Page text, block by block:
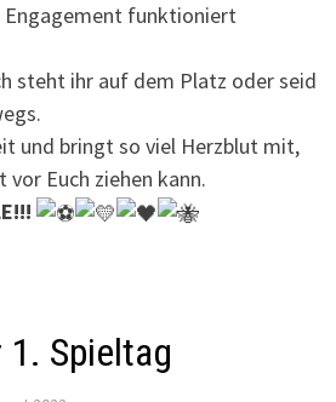
Engagement funktioniert
steht ihr auf dem Platz oder seid
und bringt so viel Herzblut mit,
vor Euch ziehen kann.
Spieltag